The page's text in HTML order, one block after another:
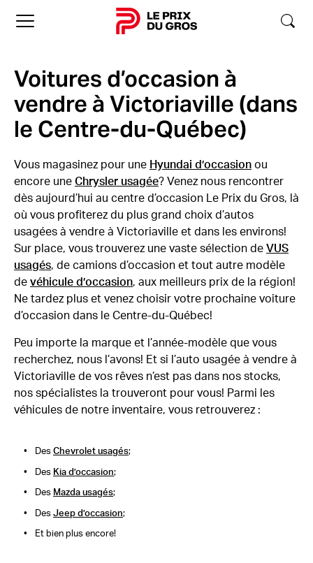
Accueil
Voitures d’occasion à
vendre à Victoriaville (dans
le Centre-du-Québec)
Vous magasinez pour une Hyundai d’occasion ou
encore une Chrysler usagée? Venez nous rencontrer
dès aujourd’hui au centre d’occasion Le Prix du Gros, là
où vous profiterez du plus grand choix d’autos
usagées à vendre à Victoriaville et dans les environs!
Sur place, vous trouverez une vaste sélection de VUS
usagés, de camions d’occasion et tout autre modèle
de véhicule d’occasion, aux meilleurs prix de la région!
Ne tardez plus et venez choisir votre prochaine voiture
d’occasion dans le Centre-du-Québec!
Peu importe la marque et l’année-modèle que vous
recherchez, nous l’avons! Et si l’auto usagée à vendre à
Victoriaville de vos rêves n’est pas dans nos stocks,
nos spécialistes la trouveront pour vous! Parmi les
véhicules de notre inventaire, vous retrouverez :
Des Chevrolet usagés;
Des Kia d’occasion;
Des Mazda usagés;
Des Jeep d’occasion;
Et bien plus encore!